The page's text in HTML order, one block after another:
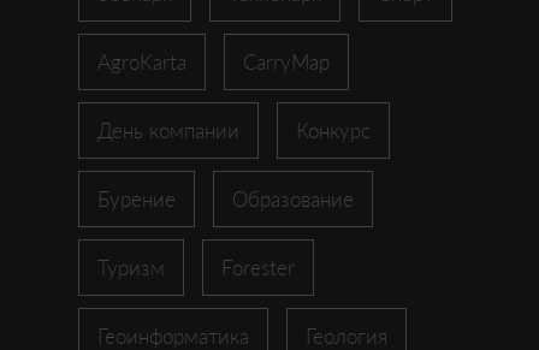
AgroKarta CarryMap
День компании Конкурс
Бурение Образование
Туризм Forester
Геоинформатика Геология